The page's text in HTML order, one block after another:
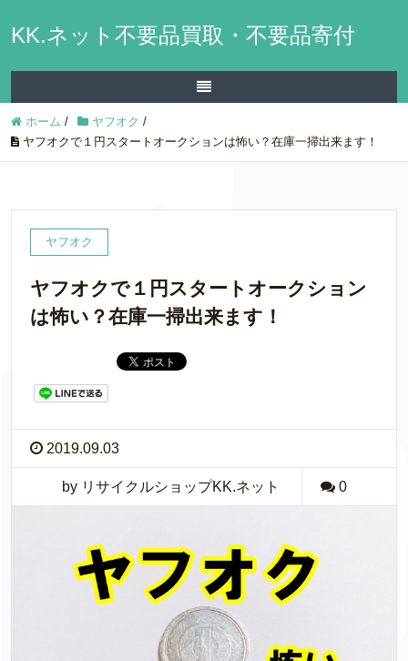
KK.ネット不要品買取・不要品寄付
ホーム / ヤフオク /
ヤフオクで１円スタートオークションは怖い？在庫一掃出来ます！
ヤフオク
ヤフオクで１円スタートオークション
は怖い？在庫一掃出来ます！
2019.09.03
by リサイクルショップKK.ネット 0